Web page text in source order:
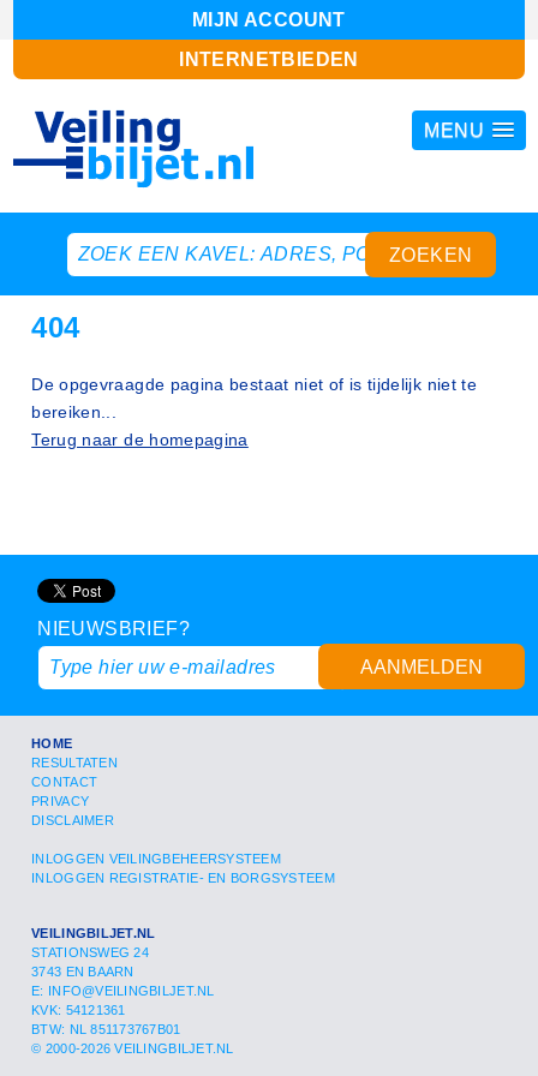
MENU
MIJN ACCOUNT
INTERNETBIEDEN
404
De opgevraagde pagina bestaat niet of is tijdelijk niet te
bereiken...
Terug naar de homepagina
NIEUWSBRIEF?
AANMELDEN
HOME
RESULTATEN
CONTACT
PRIVACY
DISCLAIMER
INLOGGEN VEILINGBEHEERSYSTEEM
INLOGGEN REGISTRATIE- EN BORGSYSTEEM
VEILINGBILJET.NL
STATIONSWEG 24
3743 EN BAARN
E: INFO@VEILINGBILJET.NL
KVK: 54121361
BTW: NL 851173767B01
© 2000-2026 VEILINGBILJET.NL